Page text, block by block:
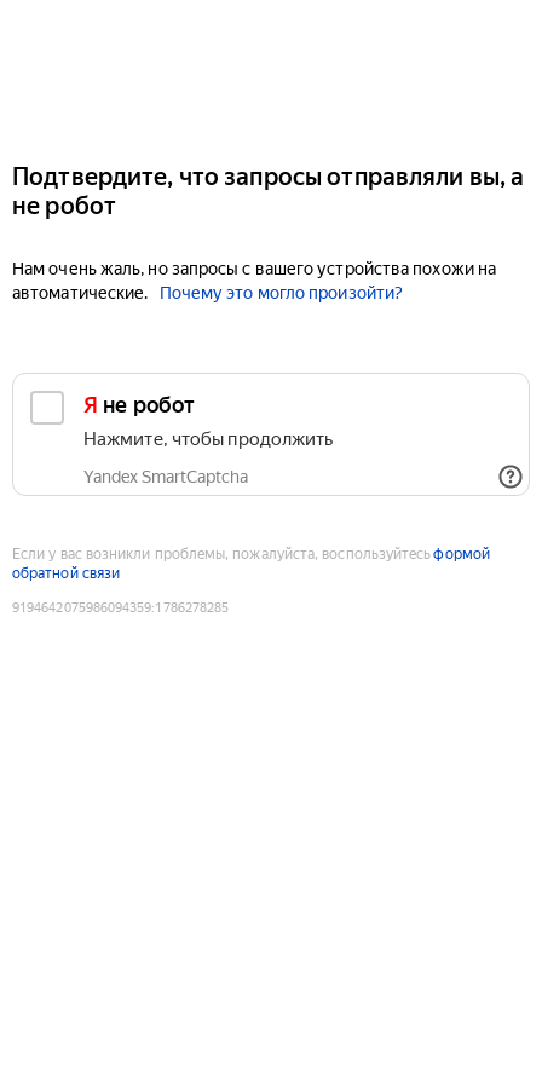
Подтвердите, что запросы отправляли вы, а
не робот
Нам очень жаль, но запросы с вашего устройства похожи на
автоматические.
Почему это могло произойти?
Я не робот
Нажмите, чтобы продолжить
Yandex SmartCaptcha
Если у вас возникли проблемы, пожалуйста, воспользуйтесьформой
обратной связи
9194642075986094359:1786278285